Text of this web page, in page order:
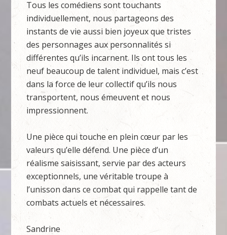
Tous les comédiens sont touchants
individuellement, nous partageons des
instants de vie aussi bien joyeux que tristes
des personnages aux personnalités si
différentes qu’ils incarnent. Ils ont tous les
neuf beaucoup de talent individuel, mais c’est
dans la force de leur collectif qu’ils nous
transportent, nous émeuvent et nous
impressionnent.
Une pièce qui touche en plein cœur par les
valeurs qu’elle défend. Une pièce d’un
réalisme saisissant, servie par des acteurs
exceptionnels, une véritable troupe à
l’unisson dans ce combat qui rappelle tant de
combats actuels et nécessaires.
Sandrine